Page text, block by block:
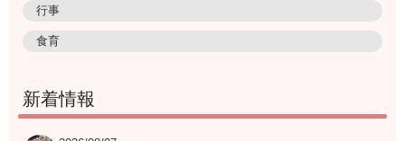
行事
食育
新着情報